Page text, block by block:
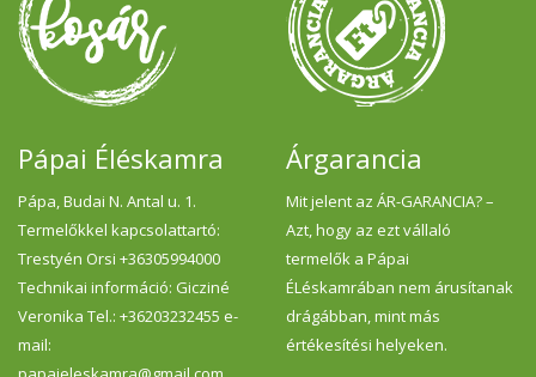
Pápai Éléskamra
Pápa, Budai N. Antal u. 1.
Termelőkkel kapcsolattartó:
Trestyén Orsi +36305994000
Technikai információ: Gicziné
Veronika Tel.: +36203232455 e-
mail:
Árgarancia
Mit jelent az ÁR-GARANCIA? –
Azt, hogy az ezt vállaló
termelők a Pápai
ÉLéskamrában nem árusítanak
drágábban, mint más
értékesítési helyeken.